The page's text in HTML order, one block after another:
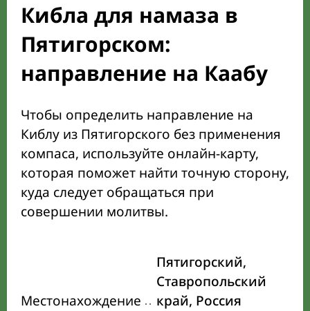
Кибла для намаза в
Пятигорском:
направление на Каабу
Чтобы определить направление на
Киблу из Пятигорского без применения
компаса, используйте онлайн-карту,
которая поможет найти точную сторону,
куда следует обращаться при
совершении молитвы.
Местонахождение
Пятигорский,
Ставропольский
край, Россия